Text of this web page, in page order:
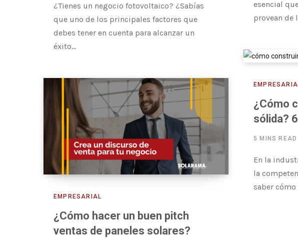
¿Tienes un negocio fotovoltaico? ¿Sabías
que uno de los principales factores que
debes tener en cuenta para alcanzar un
éxito…
esencial
provean de
¿Cómo
sólida?
5 MINS READ
En la
la
saber
EMPRESARIAL
¿Cómo hacer un buen pitch
ventas de paneles solares?